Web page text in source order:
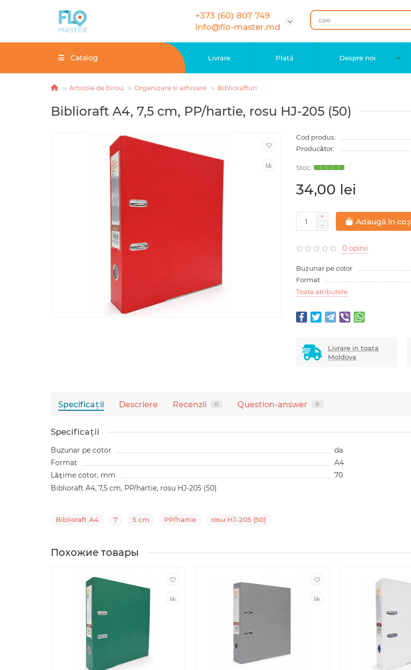
+373 (60) 807 749
info@flo-master.md
Catalog Livrare Plată Despre noi
Articole de birou Organizare si arhivare Bibliorafturi
Biblioraft A4, 7,5 cm, PP/hartie, rosu HJ-205 (50)
Cod produs:
Producător:
34,00 lei
Adaugă în coș
0 opinii
Buzunar pe cotor
Format
Toate atributele
Livrare in toata
Moldova
Specificaţii Descriere Recenzii 0 Question-answer 0
Specificaţii
Buzunar pe cotor
da
Format
A4
Lățime cotor, mm
70
Biblioraft A4, 7,5 cm, PP/hartie, rosu HJ-205 (50)
Biblioraft A4 7 5 cm PP/hartie rosu HJ-205 (50)
Похожие товары